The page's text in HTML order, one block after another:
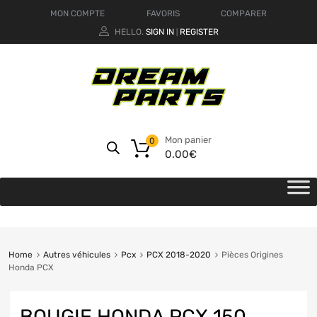
MON COMPTE FAVORIS
COMPARER
HELLO. SIGN IN REGISTER
Mon panier
0.00€
0
Home Autres véhicules Pcx PCX 2018-2020
Pièces Origines
Honda PCX